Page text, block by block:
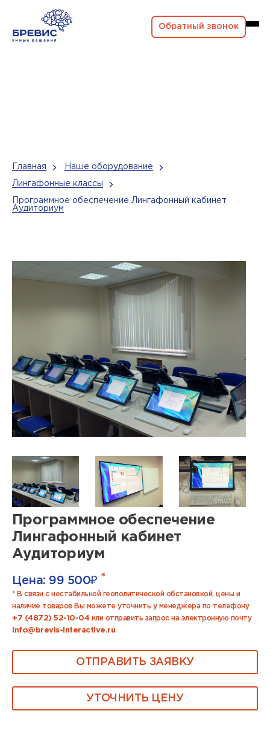
Обратный звонок
Главная Наше оборудование
Лингафонные классы
Программное обеспечение Лингафонный кабинет
Аудиториум
Программное обеспечение
Лингафонный кабинет
Аудиториум
Цена: 99 500₽ *
* В связи с нестабильной геополитической обстановкой, цены и
наличие товаров Вы можете уточнить у менеджера по телефону
+7 (4872) 52-10-04 или отправить запрос на электронную почту
info@brevis-interactive.ru
ОТПРАВИТЬ ЗАЯВКУ
УТОЧНИТЬ ЦЕНУ